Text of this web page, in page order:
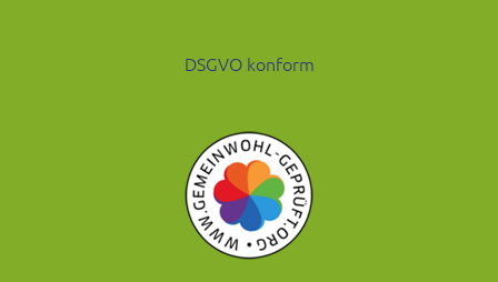
DSGVO konform